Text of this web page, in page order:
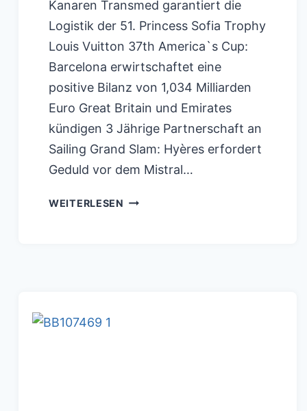
Kanaren Transmed garantiert die
Logistik der 51. Princess Sofia Trophy
Louis Vuitton 37th America`s Cup:
Barcelona erwirtschaftet eine
positive Bilanz von 1,034 Milliarden
Euro Great Britain und Emirates
kündigen 3 Jährige Partnerschaft an
Sailing Grand Slam: Hyères erfordert
Geduld vor dem Mistral…
WEITERLESEN SAILGP: